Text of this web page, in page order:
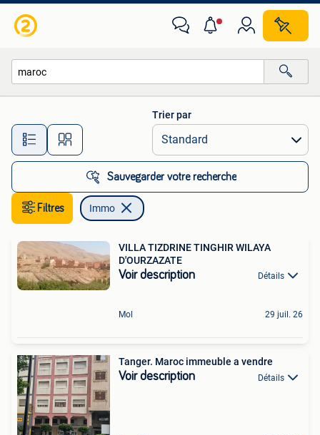
Toutes les distances…
Trier par
Sauvegarder votre recherche
Filtres Immo
VILLA TIZDRINE TINGHIR WILAYA
D'OURZAZATE
Voir description Détails
Mol 29 juil. 26
Tanger. Maroc immeuble a vendre
Voir description Détails